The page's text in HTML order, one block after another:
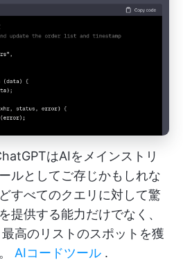
はAIをメインストリ
ルとしてご存じかもしれな
すべてのクエリに対して驚
提供する能力だけでなく、
高のリストのスポットを獲
AIコードツール .